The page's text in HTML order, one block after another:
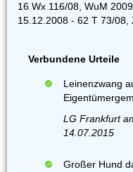
16 Wx 116/08, WuM
15.12.2008 - 62 T 73/08,
Verbundene Urteile
Leinenzwang
LG Frankfurt
14.07.2015
Großer Hund